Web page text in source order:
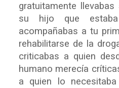
gratuitamente
su hijo que
acompañabas a tu
rehabilitarse de la
criticabas a quien
humano merecía
a quien lo